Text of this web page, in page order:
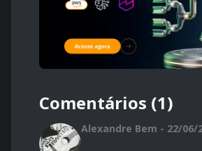
Comentários (1)
Alexandre Bem - 22/06/